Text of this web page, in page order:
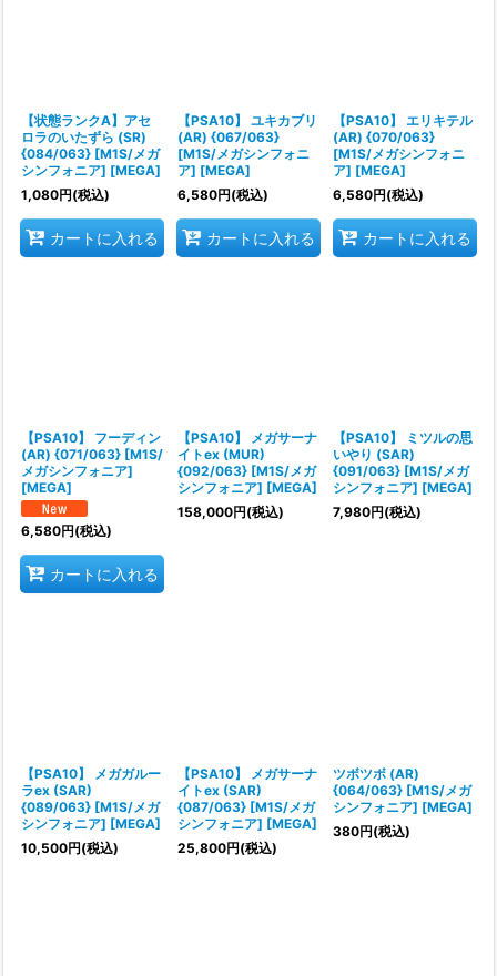
【状態ランクA】アセ
ロラのいたずら (SR)
{084/063} [M1S/メガ
シンフォニア] [MEGA]
1,080円(税込)
カートに入れる
【PSA10】 ユキカブリ
(AR) {067/063}
[M1S/メガシンフォニ
ア] [MEGA]
6,580円(税込)
カートに入れる
【PSA10】 エリキテル
(AR) {070/063}
[M1S/メガシンフォニ
ア] [MEGA]
6,580円(税込)
カートに入れる
【PSA10】 フーディン
(AR) {071/063} [M1S/
メガシンフォニア]
[MEGA]
6,580円(税込)
カートに入れる
【PSA10】 メガサーナ
イトex (MUR)
{092/063} [M1S/メガ
シンフォニア] [MEGA]
158,000円(税込)
【PSA10】 ミツルの思
いやり (SAR)
{091/063} [M1S/メガ
シンフォニア] [MEGA]
7,980円(税込)
【PSA10】 メガガルー
ラex (SAR)
{089/063} [M1S/メガ
シンフォニア] [MEGA]
10,500円(税込)
【PSA10】 メガサーナ
イトex (SAR)
{087/063} [M1S/メガ
シンフォニア] [MEGA]
25,800円(税込)
ツボツボ (AR)
{064/063} [M1S/メガ
シンフォニア] [MEGA]
380円(税込)